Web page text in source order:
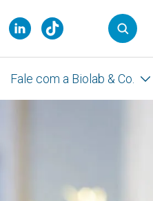
Fale com a Biolab & Co.